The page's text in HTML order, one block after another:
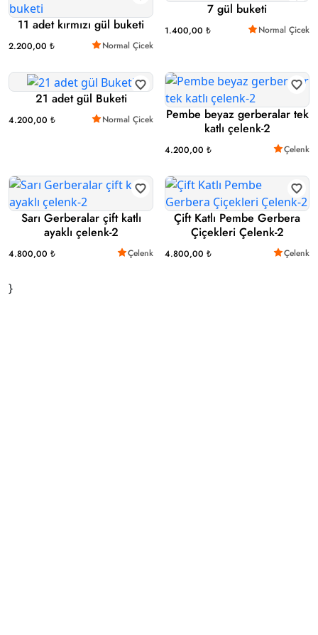
11 adet kırmızı gül buketi
2.200,00 ₺ Normal Çicek
7 gül buketi
1.400,00 ₺ Normal Çicek
21 adet gül Buketi
4.200,00 ₺ Normal Çicek
Pembe beyaz gerberalar tek
katlı çelenk-2
4.200,00 ₺ Çelenk
Sarı Gerberalar çift katlı
ayaklı çelenk-2
4.800,00 ₺ Çelenk
Çift Katlı Pembe Gerbera
Çiçekleri Çelenk-2
4.800,00 ₺ Çelenk
}